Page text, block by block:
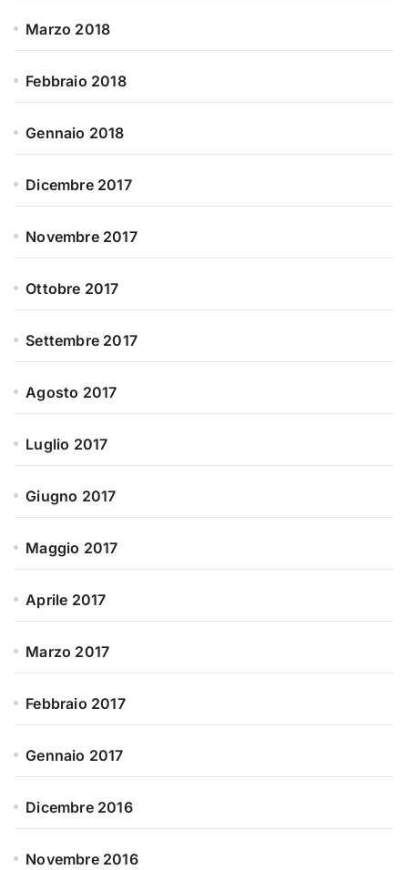
Marzo 2018
Febbraio 2018
Gennaio 2018
Dicembre 2017
Novembre 2017
Ottobre 2017
Settembre 2017
Agosto 2017
Luglio 2017
Giugno 2017
Maggio 2017
Aprile 2017
Marzo 2017
Febbraio 2017
Gennaio 2017
Dicembre 2016
Novembre 2016